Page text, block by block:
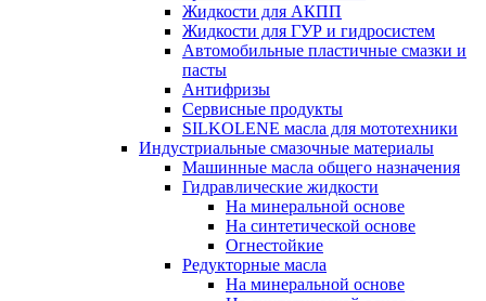
Жидкости для АКПП
Жидкости для ГУР и гидросистем
Автомобильные пластичные смазки и
пасты
Антифризы
Сервисные продукты
SILKOLENE масла для мототехники
Индустриальные смазочные материалы
Машинные масла общего назначения
Гидравлические жидкости
На минеральной основе
На синтетической основе
Огнестойкие
Редукторные масла
На минеральной основе